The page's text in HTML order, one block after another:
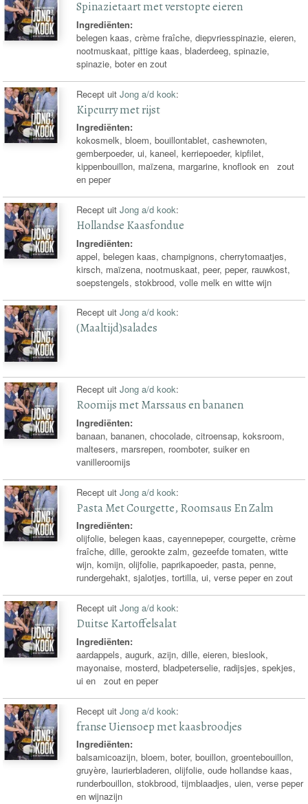
Spinazietaart met verstopte eieren
Ingrediënten:
belegen kaas, crème fraîche, diepvriesspinazie, eieren,
nootmuskaat, pittige kaas, bladerdeeg, spinazie,
spinazie, boter en zout
Recept uitJong a/d kook:
Kipcurry met rijst
Ingrediënten:
kokosmelk, bloem, bouillontablet, cashewnoten,
gemberpoeder, ui, kaneel, kerriepoeder, kipfilet,
kippenbouillon, maïzena, margarine, knoflook en zout
en peper
Recept uitJong a/d kook:
Hollandse Kaasfondue
Ingrediënten:
appel, belegen kaas, champignons, cherrytomaatjes,
kirsch, maïzena, nootmuskaat, peer, peper, rauwkost,
soepstengels, stokbrood, volle melk en witte wijn
Recept uitJong a/d kook:
(Maaltijd)salades
Recept uitJong a/d kook:
Roomijs met Marssaus en bananen
Ingrediënten:
banaan, bananen, chocolade, citroensap, koksroom,
maltesers, marsrepen, roomboter, suiker en
vanilleroomijs
Recept uitJong a/d kook:
Pasta Met Courgette, Roomsaus En Zalm
Ingrediënten:
olijfolie, belegen kaas, cayennepeper, courgette, crème
fraîche, dille, gerookte zalm, gezeefde tomaten, witte
wijn, komijn, olijfolie, paprikapoeder, pasta, penne,
rundergehakt, sjalotjes, tortilla, ui, verse peper en zout
Recept uitJong a/d kook:
Duitse Kartoffelsalat
Ingrediënten:
aardappels, augurk, azijn, dille, eieren, bieslook,
mayonaise, mosterd, bladpeterselie, radijsjes, spekjes,
ui en zout en peper
Recept uitJong a/d kook:
franse Uiensoep met kaasbroodjes
Ingrediënten:
balsamicoazijn, bloem, boter, bouillon, groentebouillon,
gruyère, laurierbladeren, olijfolie, oude hollandse kaas,
runderbouillon, stokbrood, tijmblaadjes, uien, verse peper
en wijnazijn